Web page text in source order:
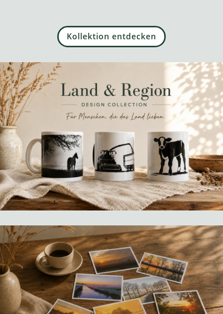
Kollektion entdecken